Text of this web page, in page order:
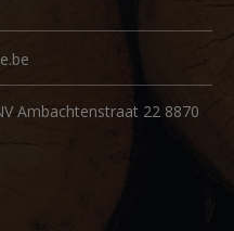
Ambachtenstraat 22 8870